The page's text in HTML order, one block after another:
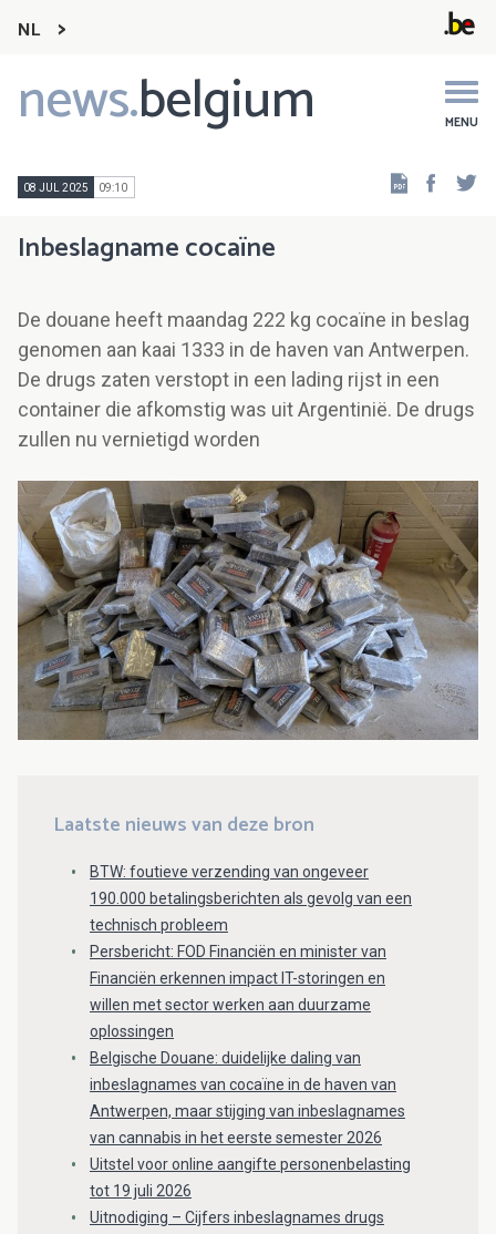
NL
news.belgium MENU
Main
navigation
08 JUL 2025 09:10
Inbeslagname cocaïne
De douane heeft maandag 222 kg cocaïne in beslag
genomen aan kaai 1333 in de haven van Antwerpen.
De drugs zaten verstopt in een lading rijst in een
container die afkomstig was uit Argentinië. De drugs
zullen nu vernietigd worden
Laatste nieuws van deze bron
BTW: foutieve verzending van ongeveer
190.000 betalingsberichten als gevolg van een
technisch probleem
Persbericht: FOD Financiën en minister van
Financiën erkennen impact IT-storingen en
willen met sector werken aan duurzame
oplossingen
Belgische Douane: duidelijke daling van
inbeslagnames van cocaïne in de haven van
Antwerpen, maar stijging van inbeslagnames
van cannabis in het eerste semester 2026
Uitstel voor online aangifte personenbelasting
tot 19 juli 2026
Uitnodiging – Cijfers inbeslagnames drugs